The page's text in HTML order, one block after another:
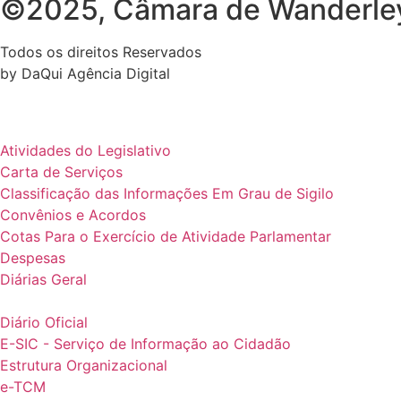
©2025, Câmara de
Todos os direitos Reservados
by DaQui Agência Digital
Atividades do Legislativo
Carta de Serviços
Classificação das Informações Em Grau de Sigilo
Convênios e Acordos
Cotas Para o Exercício de Atividade Parlamentar
Despesas
Diárias Geral
Diário Oficial
E-SIC - Serviço de Informação ao Cidadão
Estrutura Organizacional
e-TCM